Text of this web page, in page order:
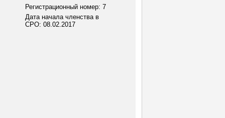
Регистрационный номер: 7
Дата начала членства в
СРО: 08.02.2017